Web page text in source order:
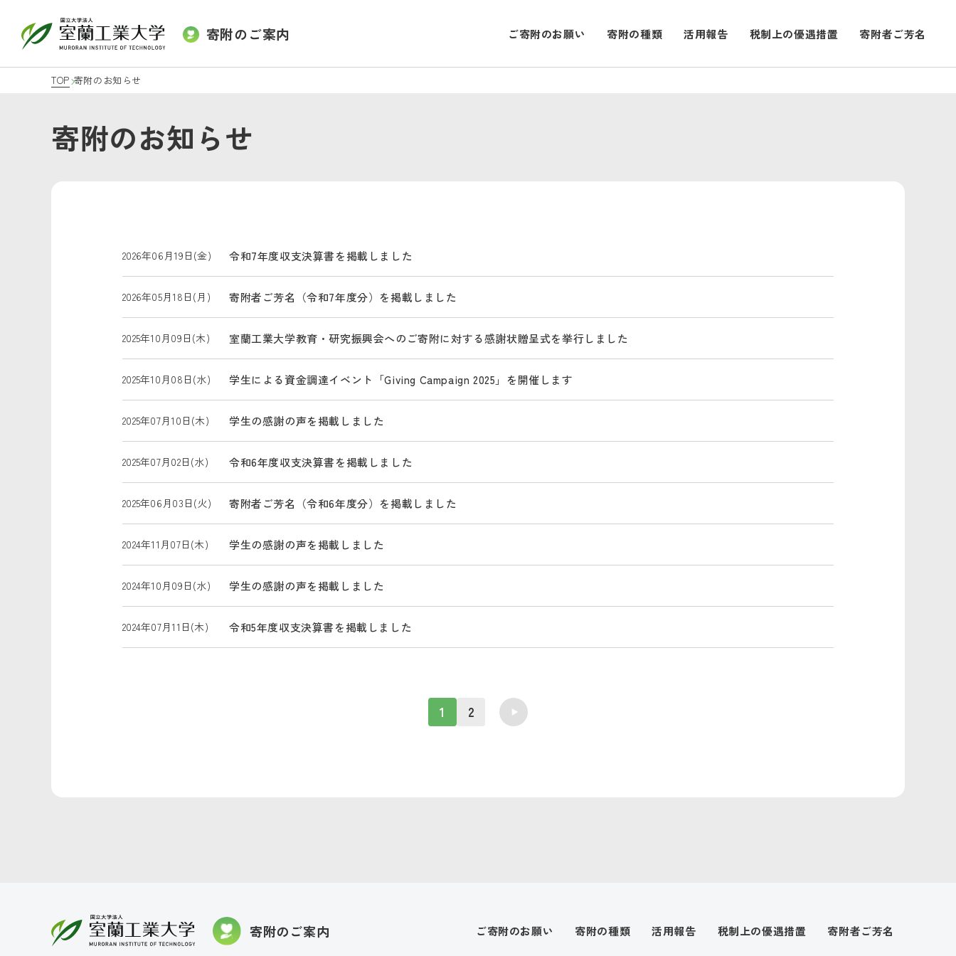
寄附のご案内 ご寄附のお願い 寄附の種類 活用報告 税制上の優遇措置 寄附者ご芳名
TOP 寄附のお知らせ
寄附のお知らせ
2026年06月19日(金) 令和7年度収支決算書を掲載しました
2026年05月18日(月) 寄附者ご芳名（令和7年度分）を掲載しました
2025年10月09日(木) 室蘭工業大学教育・研究振興会へのご寄附に対する感謝状贈呈式を挙行しました
2025年10月08日(水) 学生による資金調達イベント「Giving Campaign 2025」を開催します
2025年07月10日(木) 学生の感謝の声を掲載しました
2025年07月02日(水) 令和6年度収支決算書を掲載しました
2025年06月03日(火) 寄附者ご芳名（令和6年度分）を掲載しました
2024年11月07日(木) 学生の感謝の声を掲載しました
2024年10月09日(水) 学生の感謝の声を掲載しました
2024年07月11日(木) 令和5年度収支決算書を掲載しました
1 2
寄附のご案内 ご寄附のお願い 寄附の種類 活用報告 税制上の優遇措置 寄附者ご芳名